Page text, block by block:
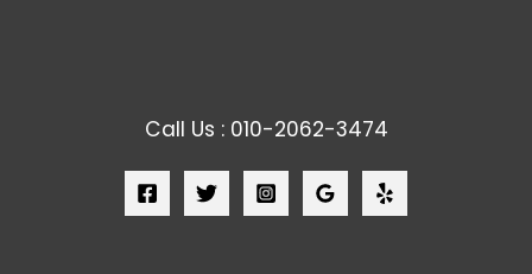
Call Us : 010-2062-3474